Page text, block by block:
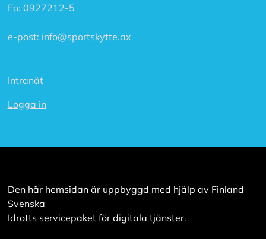
l
a
e
t
e
a
c
o
o
k
Fo: 0927212-5
e-post: info@sportskytte.ax
Intranät
Logga in
Den här hemsidan är uppbyggd med hjälp av Finland
Svenska
Idrotts servicepaket för digitala tjänster.